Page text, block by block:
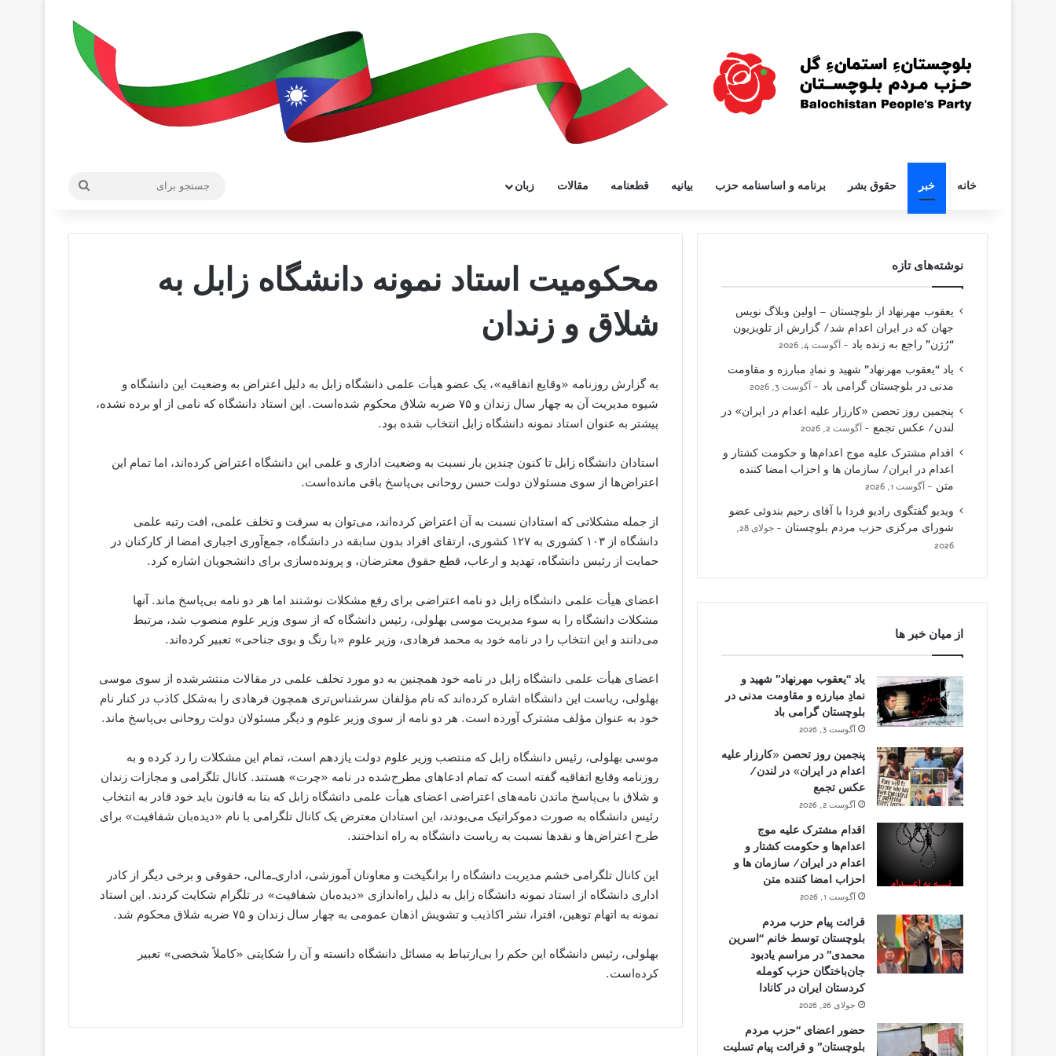
خانه خبر حقوق بشر برنامه و اساسنامه حزب بیانیه قطعنامه مقالات زبان
محکومیت استاد نمونه دانشگاه زابل به
شلاق و زندان
به گزارش روزنامه «وقایع اتفاقیه»، یک عضو هیأت علمی دانشگاه زابل به دلیل اعتراض به وضعیت این دانشگاه و
شیوه مدیریت آن به چهار سال زندان و ۷۵ ضربه شلاق محکوم شده‌است. این استاد دانشگاه که نامی از او برده نشده،
پیشتر به عنوان استاد نمونه دانشگاه زابل انتخاب شده بود.
استادان دانشگاه زابل تا کنون چندین بار نسبت به وضعیت اداری و علمی این دانشگاه اعتراض کرده‌اند، اما تمام این
اعتراض‌ها از سوی مسئولان دولت حسن روحانی بی‌پاسخ باقی مانده‌است.
از جمله مشکلاتی که استادان نسبت به آن اعتراض کرده‌اند، می‌توان به سرقت و تخلف علمی، افت رتبه علمی
دانشگاه از ۱۰۳ کشوری به ۱۲۷ کشوری، ارتقای افراد بدون سابقه در دانشگاه، جمع‌آوری اجباری امضا از کارکنان در
حمایت از رئیس دانشگاه، تهدید و ارعاب، قطع حقوق معترضان، و پرونده‌سازی برای دانشجویان اشاره کرد.
اعضای هیأت علمی دانشگاه زابل دو نامه اعتراضی برای رفع مشکلات نوشتند اما هر دو نامه بی‌پاسخ ماند. آنها
مشکلات دانشگاه را به سوء مدیریت موسی بهلولی، رئیس دانشگاه که از سوی وزیر علوم منصوب شد، مرتبط
می‌دانند و این انتخاب را در نامه خود به محمد فرهادی، وزیر علوم «با رنگ و بوی جناحی» تعبیر کرده‌اند.
اعضای هیأت علمی دانشگاه زابل در نامه خود همچنین به دو مورد تخلف علمی در مقالات منتشرشده از سوی موسی
بهلولی، ریاست این دانشگاه اشاره کرده‌اند که نام مؤلفان سرشناس‌تری همچون فرهادی را به‌شکل کاذب در کنار نام
خود به عنوان مؤلف مشترک آورده است. هر دو نامه از سوی وزیر علوم و دیگر مسئولان دولت روحانی بی‌پاسخ ماند.
موسی بهلولی، رئیس دانشگاه زابل که منتصب وزیر علوم دولت یازدهم است، تمام این مشکلات را رد کرده و به
روزنامه وقایع اتفاقیه گفته است که تمام ادعاهای مطرح‌شده در نامه «چرت» هستند. کانال تلگرامی و مجازات زندان
و شلاق با بی‌پاسخ ماندن نامه‌های اعتراضی اعضای هیأت علمی دانشگاه زابل که بنا به قانون باید خود قادر به انتخاب
رئیس دانشگاه به صورت دموکراتیک می‌بودند، این استادان معترض یک کانال تلگرامی با نام «دیده‌بان شفافیت» برای
طرح اعتراض‌ها و نقدها نسبت به ریاست دانشگاه به راه انداختند.
این کانال تلگرامی خشم مدیریت دانشگاه را برانگیخت و معاونان آموزشی، اداری‌ـ‌مالی، حقوقی و برخی دیگر از کادر
اداری دانشگاه از استاد نمونه دانشگاه زابل به دلیل راه‌اندازی «دیده‌بان شفافیت» در تلگرام شکایت کردند. این استاد
نمونه به اتهام توهین، افترا، نشر اکاذیب و تشویش اذهان عمومی به چهار سال زندان و ۷۵ ضربه شلاق محکوم شد.
بهلولی، رئیس دانشگاه این حکم را بی‌ارتباط به مسائل دانشگاه دانسته و آن را شکایتی «کاملاً شخصی» تعبیر
کرده‌است.
نوشته‌های تازه
یعقوب مهرنهاد از بلوچستان – اولین وبلاگ نویس
جهان که در ایران اعدام شد/ گزارش از تلویزیون
“رُژن” راجع به زنده یاد
آگوست 4, 2026
یاد “یعقوب مهرنهاد” شهید و نمادِ مبارزه و مقاومت
مدنی در بلوچستان گرامی باد
آگوست 3, 2026
پنجمین روز تحصن «کارزار علیه اعدام در ایران» در
لندن/ عکس تجمع
آگوست 2, 2026
اقدام مشترک علیه موج اعدام‌ها و حکومت کشتار و
اعدام در ایران/ سازمان ها و احزاب امضا کننده
متن
آگوست 1, 2026
ویدیو گفتگوی رادیو فردا با آقای رحیم بندوئی عضو
شورای مرکزی حزب مردم بلوچستان
جولای 28,
2026
از میان خبر ها
یاد “یعقوب مهرنهاد” شهید و
نمادِ مبارزه و مقاومت مدنی در
بلوچستان گرامی باد
آگوست 3, 2026
پنجمین روز تحصن «کارزار علیه
اعدام در ایران» در لندن/
عکس تجمع
آگوست 2, 2026
اقدام مشترک علیه موج
اعدام‌ها و حکومت کشتار و
اعدام در ایران/ سازمان ها و
احزاب امضا کننده متن
آگوست 1, 2026
قرائت پیام حزب مردم
بلوچستان توسط خانم “اسرین
محمدی” در مراسم یادبود
جان‌باختگان حزب کومله
کردستان ایران در کانادا
جولای 26, 2026
حضور اعضای “حزب مردم
بلوچستان” و قرائت پیام تسلیت